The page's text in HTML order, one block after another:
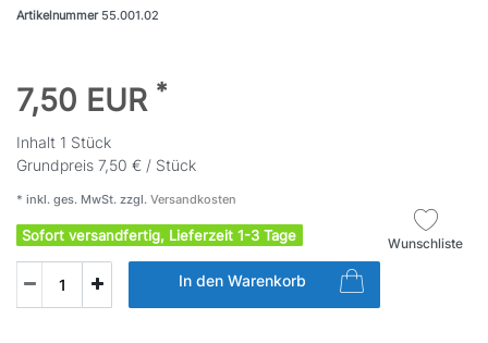
Artikelnummer 55.001.02
7,50 EUR *
Inhalt 1 Stück
Grundpreis 7,50 € / Stück
* inkl. ges. MwSt. zzgl. Versandkosten
Sofort versandfertig, Lieferzeit 1-3 Tage
In den Warenkorb
Wunschliste